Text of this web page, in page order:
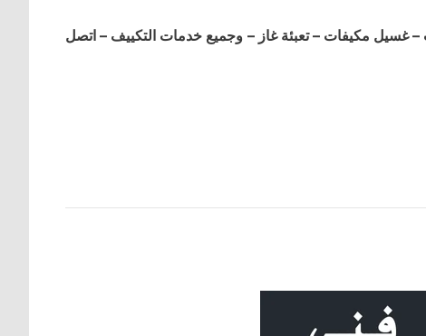
مكيفات – تعبئة غاز – وجميع خدمات التكييف – اتصل